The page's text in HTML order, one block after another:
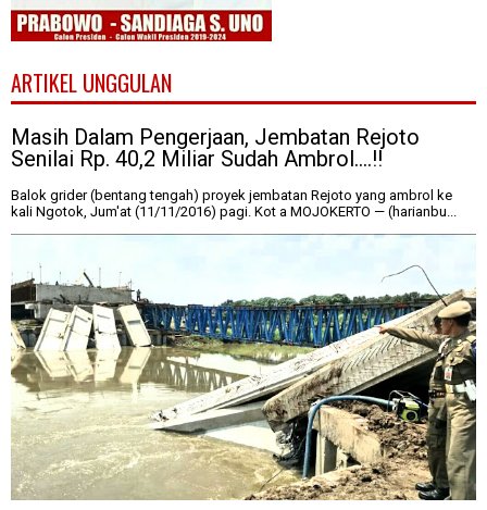
ARTIKEL UNGGULAN
Masih Dalam Pengerjaan, Jembatan Rejoto
Senilai Rp. 40,2 Miliar Sudah Ambrol....!!
Balok grider (bentang tengah) proyek jembatan Rejoto yang ambrol ke
kali Ngotok, Jum'at (11/11/2016) pagi. Kot a MOJOKERTO — (harianbu...